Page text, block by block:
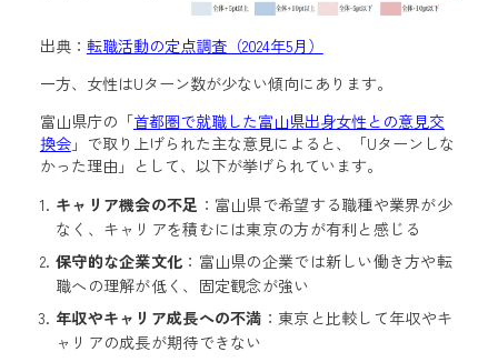
出典： 転職活動の定点調査（2024年5月）
一方、女性はUターン数が少ない傾向にあります。
富山県庁の「首都圏で就職した富山県出身女性との意見交
換会」で取り上げられた主な意見によると、「Uターンしな
かった理由」として、以下が挙げられています。
キャリア機会の不足 ：富山県で希望する職種や業界が少
なく、キャリアを積むには東京の方が有利と感じる
保守的な企業文化 ：富山県の企業では新しい働き方や転
職への理解が低く、固定観念が強い
年収やキャリア成長への不満 ：東京と比較して年収やキ
ャリアの成長が期待できない